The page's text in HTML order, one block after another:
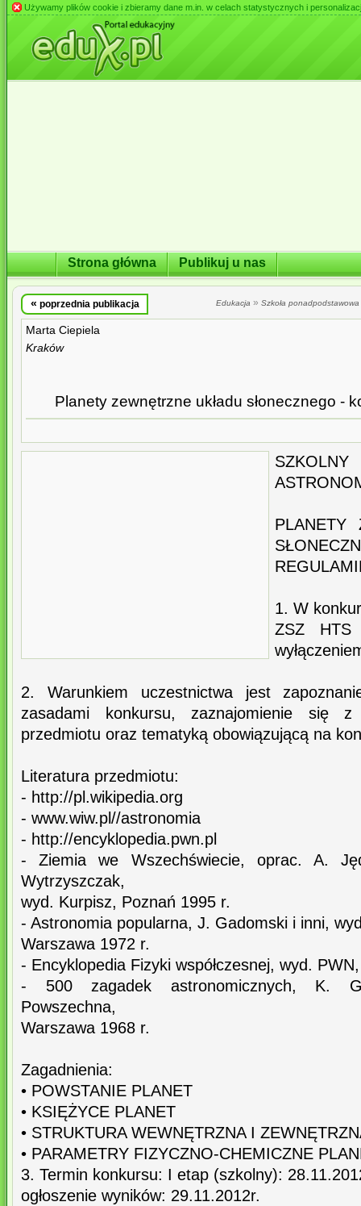
Używamy plików cookie i zbieramy dane m.in. w celach statystycznych i
Strona główna Publikuj u nas
« poprzednia publikacja Edukacja » Szkoła ponadpodstawowa
Marta Ciepiela
Kraków
Planety zewnętrzne układu słonecznego -
PLANETY
1. W
ZSZ
2. Warunkiem uczestnictwa jest
zasadami konkursu, zaznajomienie się z
przedmiotu oraz tematyką obowiązującą na
Literatura przedmiotu:
- http://pl.wikipedia.org
- www.wiw.pl//astronomia
- http://encyklopedia.pwn.pl
- Ziemia we Wszechświecie, oprac. A.
Wytrzyszczak,
wyd. Kurpisz, Poznań 1995 r.
- Astronomia popularna, J. Gadomski i inni,
Warszawa 1972 r.
- Encyklopedia Fizyki współczesnej, wyd.
- 500 zagadek astronomicznych, K.
Powszechna,
Warszawa 1968 r.
Zagadnienia:
• POWSTANIE PLANET
• KSIĘŻYCE PLANET
• STRUKTURA WEWNĘTRZNA I
• PARAMETRY FIZYCZNO-CHEMICZNE
3. Termin konkursu: I etap (szkolny):
ogłoszenie wyników: 29.11.2012r.